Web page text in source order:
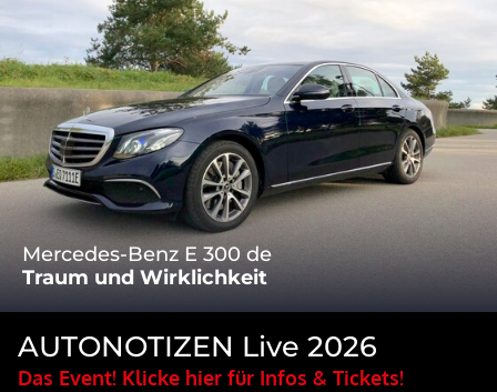
Mercedes-Benz E 300 de
Traum und Wirklichkeit
AUTONOTIZEN Live 2026
Das Event! Klicke hier für Infos & Tickets!